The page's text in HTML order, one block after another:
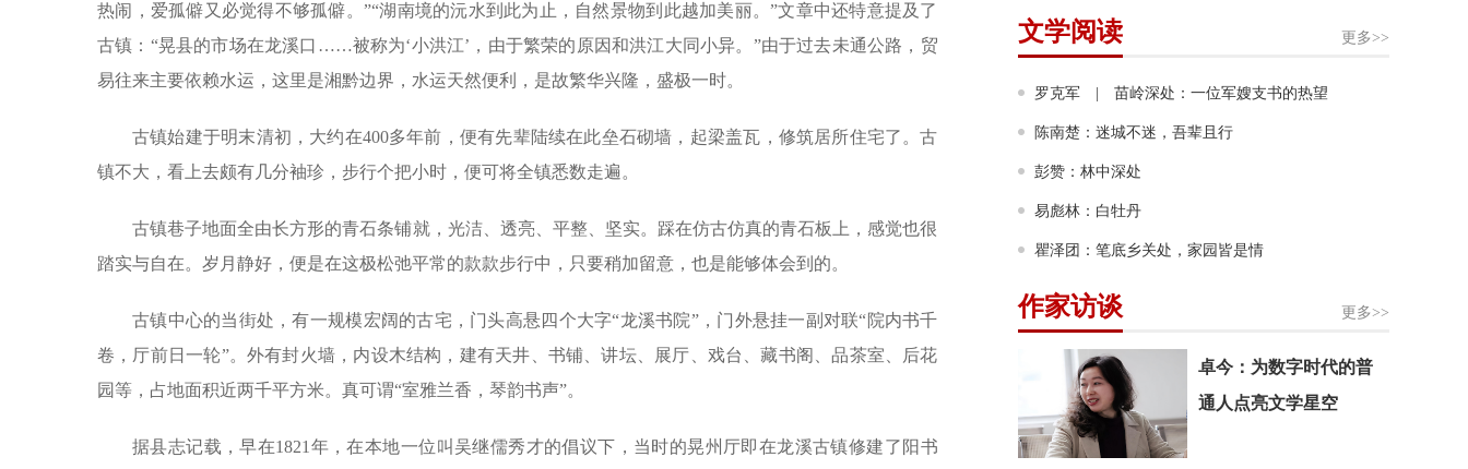
热闹，爱孤僻又必觉得不够孤僻。”“湖南境的沅水到此为止，自然景物到此越加美丽。”文章中还特意提及了
古镇：“晃县的市场在龙溪口……被称为‘小洪江’，由于繁荣的原因和洪江大同小异。”由于过去未通公路，贸
易往来主要依赖水运，这里是湘黔边界，水运天然便利，是故繁华兴隆，盛极一时。
古镇始建于明末清初，大约在400多年前，便有先辈陆续在此垒石砌墙，起梁盖瓦，修筑居所住宅了。古
镇不大，看上去颇有几分袖珍，步行个把小时，便可将全镇悉数走遍。
古镇巷子地面全由长方形的青石条铺就，光洁、透亮、平整、坚实。踩在仿古仿真的青石板上，感觉也很
踏实与自在。岁月静好，便是在这极松弛平常的款款步行中，只要稍加留意，也是能够体会到的。
古镇中心的当街处，有一规模宏阔的古宅，门头高悬四个大字“龙溪书院”，门外悬挂一副对联“院内书千
卷，厅前日一轮”。外有封火墙，内设木结构，建有天井、书铺、讲坛、展厅、戏台、藏书阁、品茶室、后花
园等，占地面积近两千平方米。真可谓“室雅兰香，琴韵书声”。
据县志记载，早在1821年，在本地一位叫吴继儒秀才的倡议下，当时的晃州厅即在龙溪古镇修建了阳书
作等行业难题
更多>>
文学阅读
罗克军 | 苗岭深处：一位军嫂支书的热望
陈南楚：迷城不迷，吾辈且行
彭赞：林中深处
易彪林：白牡丹
瞿泽团：笔底乡关处，家园皆是情
更多>>
作家访谈
卓今：为数字时代的普
通人点亮文学星空